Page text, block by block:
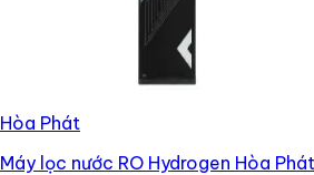
Hòa Phát
Máy lọc nước RO Hydrogen Hòa